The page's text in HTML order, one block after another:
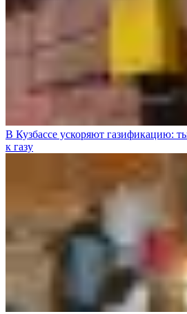
В Кузбассе ускоряют газификацию:
к газу